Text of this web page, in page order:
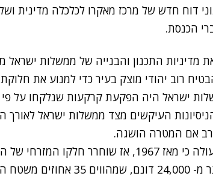
דוח חדש של מרכז מאקרו לכלכלה מדינית
הכנסת.
רוב יהודי מוצק בעיר כדי למנוע את
ישראל היה הפקעת קרקעות שנלקחו על פי
העיקשים מצד ממשלות ישראל לאורך
אם המטרה הושגה.
מהנתונים עולה כי מאז 1967, אז שוחרר
בישראל יותר מ- 24,000 דונם,